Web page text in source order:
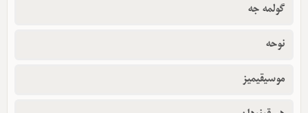
گولمه جه
نوحه
موسیقیمیز